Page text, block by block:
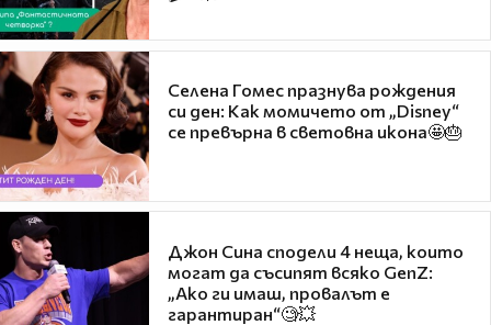
Селена Гомес празнува рождения
си ден: Как момичето от „Disney“
се превърна в световна икона🤩🎂
Джон Сина сподели 4 неща, които
могат да съсипят всяко GenZ:
„Ако ги имаш, провалът е
гарантиран“🧐💥